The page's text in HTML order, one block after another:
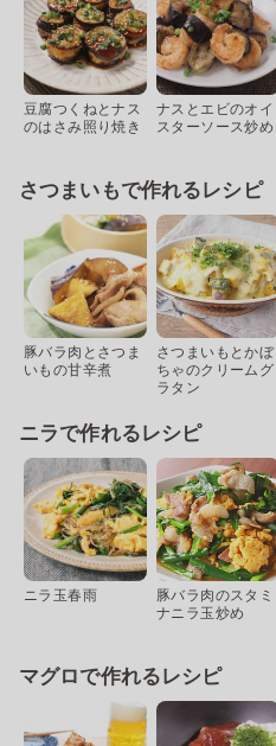
豆腐つくねとナス
のはさみ照り焼き
ナスとエビのオイ
スターソース炒め
さつまいもで作れるレシピ
豚バラ肉とさつま
いもの甘辛煮
さつまいもとかぼ
ちゃのクリームグ
ラタン
ニラで作れるレシピ
ニラ玉春雨
豚バラ肉のスタミ
ナニラ玉炒め
マグロで作れるレシピ